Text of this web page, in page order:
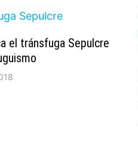
el tránsfuga Sepulcre